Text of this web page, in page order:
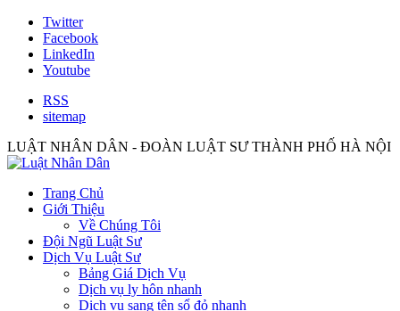
Twitter
Facebook
LinkedIn
Youtube
RSS
sitemap
LUẬT NHÂN DÂN - ĐOÀN LUẬT SƯ THÀNH PHỐ HÀ NỘI
Trang Chủ
Giới Thiệu
Về Chúng Tôi
Đội Ngũ Luật Sư
Dịch Vụ Luật Sư
Bảng Giá Dịch Vụ
Dịch vụ ly hôn nhanh
Dịch vụ sang tên sổ đỏ nhanh